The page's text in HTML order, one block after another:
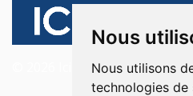
Nous
Nous utilisons
technologies de
© 2026 Ici Beyrouth. Tous